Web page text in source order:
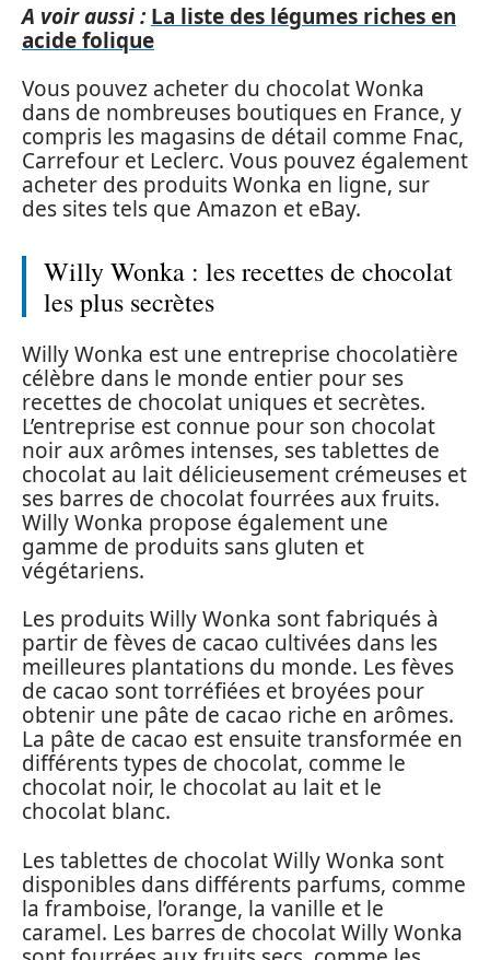
A voir aussi : La liste des légumes riches en
acide folique
Vous pouvez acheter du chocolat Wonka
dans de nombreuses boutiques en France, y
compris les magasins de détail comme Fnac,
Carrefour et Leclerc. Vous pouvez également
acheter des produits Wonka en ligne, sur
des sites tels que Amazon et eBay.
Willy Wonka : les recettes de chocolat
les plus secrètes
Willy Wonka est une entreprise chocolatière
célèbre dans le monde entier pour ses
recettes de chocolat uniques et secrètes.
L’entreprise est connue pour son chocolat
noir aux arômes intenses, ses tablettes de
chocolat au lait délicieusement crémeuses et
ses barres de chocolat fourrées aux fruits.
Willy Wonka propose également une
gamme de produits sans gluten et
végétariens.
Les produits Willy Wonka sont fabriqués à
partir de fèves de cacao cultivées dans les
meilleures plantations du monde. Les fèves
de cacao sont torréfiées et broyées pour
obtenir une pâte de cacao riche en arômes.
La pâte de cacao est ensuite transformée en
différents types de chocolat, comme le
chocolat noir, le chocolat au lait et le
chocolat blanc.
Les tablettes de chocolat Willy Wonka sont
disponibles dans différents parfums, comme
la framboise, l’orange, la vanille et le
caramel. Les barres de chocolat Willy Wonka